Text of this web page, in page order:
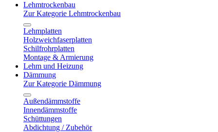
Lehmtrockenbau
Zur Kategorie Lehmtrockenbau
Lehmplatten
Holzweichfaserplatten
Schilfrohrplatten
Montage & Armierung
Lehm und Heizung
Dämmung
Zur Kategorie Dämmung
Außendämmstoffe
Innendämmstoffe
Schüttungen
Abdichtung / Zubehör